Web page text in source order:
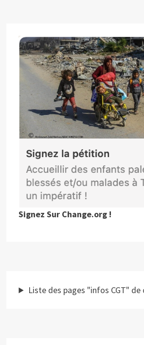
Signez Sur Change.org !
Liste des pages "infos CGT" de